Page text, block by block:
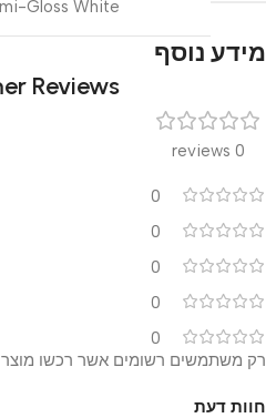
Gloss White
מידע נוסף
Reviews
0 reviews
0
0
0
0
0
חוות דעת
רק משתמשים רשומים אשר רכשו מוצר